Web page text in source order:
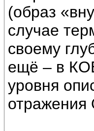
(образ
случае
своему
ещё – в
уровня
отражения